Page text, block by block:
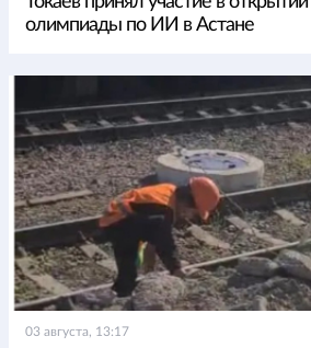
олимпиады по ИИ в Астане
03 августа, 13:17